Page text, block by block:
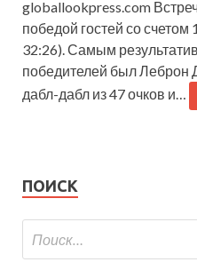
globallookpress.com
победой гостей со счетом
32:26). Самым
победителей был
дабл-дабл из 47 очков и…
ПОИСК